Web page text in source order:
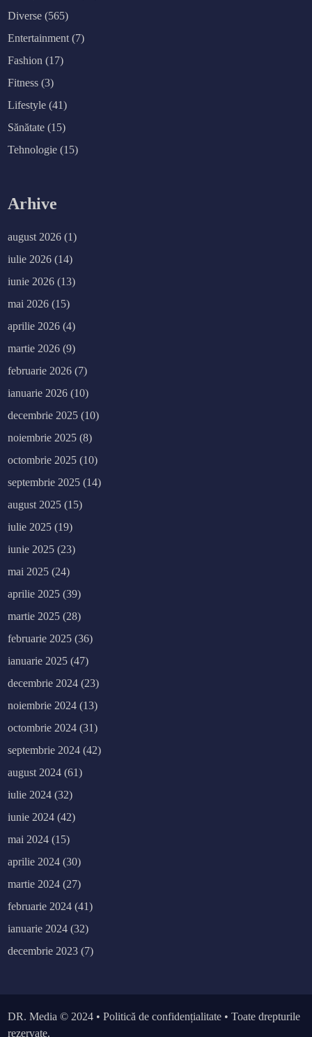
Diverse (565)
Entertainment (7)
Fashion (17)
Fitness (3)
Lifestyle (41)
Sănătate (15)
Tehnologie (15)
Arhive
august 2026 (1)
iulie 2026 (14)
iunie 2026 (13)
mai 2026 (15)
aprilie 2026 (4)
martie 2026 (9)
februarie 2026 (7)
ianuarie 2026 (10)
decembrie 2025 (10)
noiembrie 2025 (8)
octombrie 2025 (10)
septembrie 2025 (14)
august 2025 (15)
iulie 2025 (19)
iunie 2025 (23)
mai 2025 (24)
aprilie 2025 (39)
martie 2025 (28)
februarie 2025 (36)
ianuarie 2025 (47)
decembrie 2024 (23)
noiembrie 2024 (13)
octombrie 2024 (31)
septembrie 2024 (42)
august 2024 (61)
iulie 2024 (32)
iunie 2024 (42)
mai 2024 (15)
aprilie 2024 (30)
martie 2024 (27)
februarie 2024 (41)
ianuarie 2024 (32)
decembrie 2023 (7)
DR. Media © 2024 •Politică de confidențialitate • Toate drepturile
rezervate.